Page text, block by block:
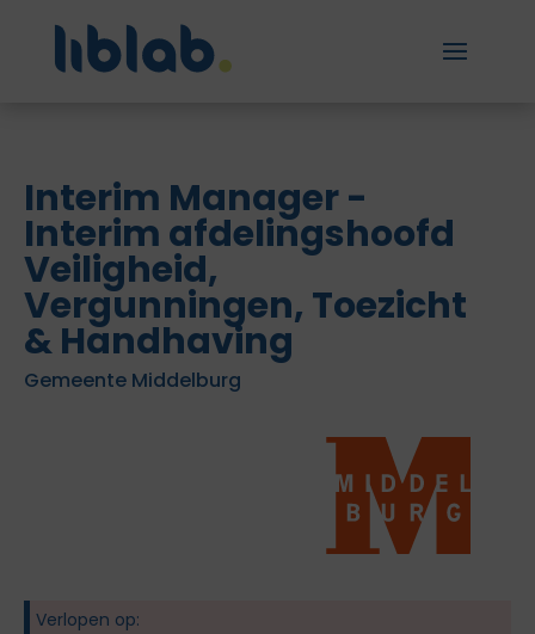
Interim Manager -
Interim afdelingshoofd
Veiligheid,
Vergunningen, Toezicht
& Handhaving
Gemeente Middelburg
Verlopen op: